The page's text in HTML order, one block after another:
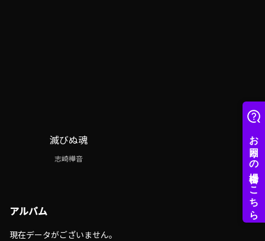
滅びぬ魂
志崎樺音
アルバム
現在データがございません。